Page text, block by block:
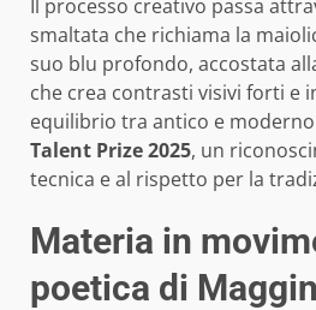
Il processo creativo passa
smaltata che richiama la
suo blu profondo, accostata
che crea contrasti visivi forti e
equilibrio tra antico e moderno
Talent Prize 2025, un
tecnica e al rispetto per la
Materia in
poetica di